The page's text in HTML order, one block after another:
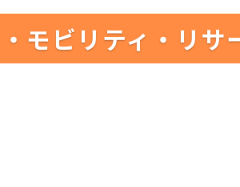
モビリティ・リサ